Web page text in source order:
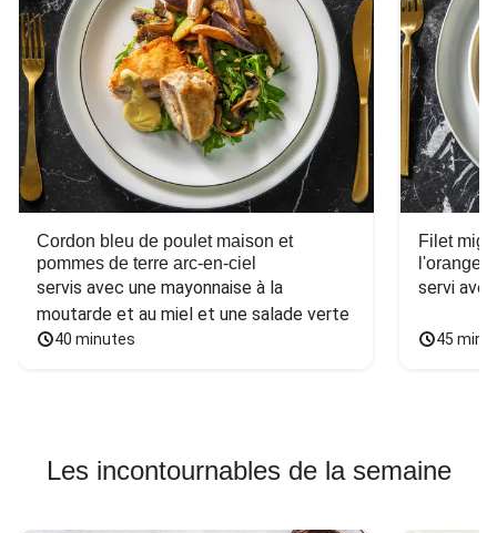
Cordon bleu de poulet maison et
pommes de terre arc-en-ciel
servis avec une mayonnaise à la
moutarde et au miel et une salade verte
40 minutes
Filet
l'orange
servi
45
Les incontournables de la semaine